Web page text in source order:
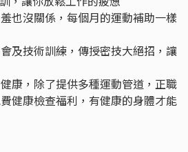
也沒關係，每個月的運動補助一樣
及技術訓練，傳授密技大絕招，讓
康，除了提供多種運動管道，正職
健康檢查福利，有健康的身體才能